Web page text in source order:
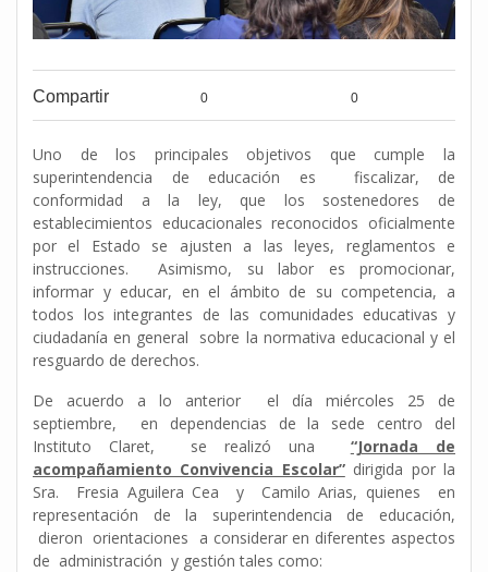
Compartir 0 0
Uno de los principales objetivos que cumple la
superintendencia de educación es fiscalizar, de
conformidad a la ley, que los sostenedores de
establecimientos educacionales reconocidos oficialmente
por el Estado se ajusten a las leyes, reglamentos e
instrucciones. Asimismo, su labor es promocionar,
informar y educar, en el ámbito de su competencia, a
todos los integrantes de las comunidades educativas y
ciudadanía en general sobre la normativa educacional y el
resguardo de derechos.
De acuerdo a lo anterior el día miércoles 25 de
septiembre, en dependencias de la sede centro del
Instituto Claret, se realizó una “Jornada de
acompañamiento Convivencia Escolar”dirigida por la
Sra. Fresia Aguilera Cea y Camilo Arias, quienes en
representación de la superintendencia de educación,
dieron orientaciones a considerar en diferentes aspectos
de administración y gestión tales como: